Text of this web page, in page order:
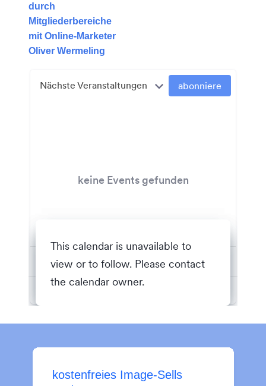
durch
Mitgliederbereiche
mit Online-Marketer
Oliver Wermeling
kostenfreies Image-Sells